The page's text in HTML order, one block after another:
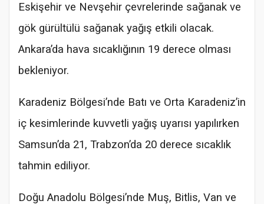
Eskişehir ve Nevşehir çevrelerinde sağanak ve
gök gürültülü sağanak yağış etkili olacak.
Ankara’da hava sıcaklığının 19 derece olması
bekleniyor.
Karadeniz Bölgesi’nde Batı ve Orta Karadeniz’in
iç kesimlerinde kuvvetli yağış uyarısı yapılırken
Samsun’da 21, Trabzon’da 20 derece sıcaklık
tahmin ediliyor.
Doğu Anadolu Bölgesi’nde Muş, Bitlis, Van ve